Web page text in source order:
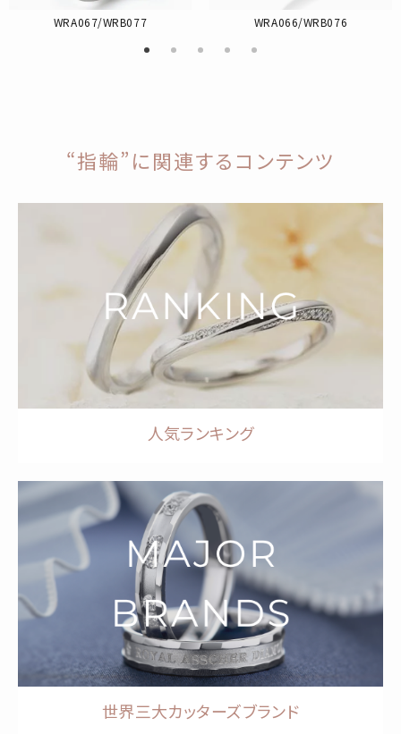
WRA067/WRB077 WRA066/WRB076
“指輪”に関連するコンテンツ
人気ランキング
世界三大カッターズブランド